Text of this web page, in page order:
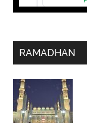
RAMADHAN